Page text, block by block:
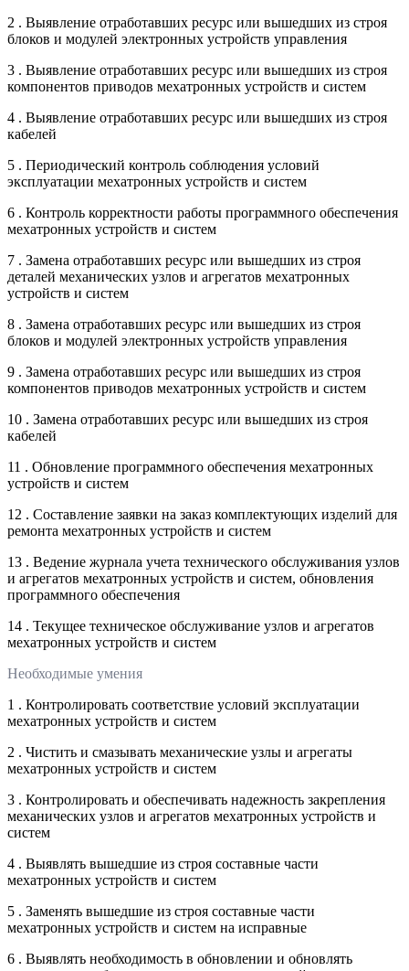
2 . Выявление отработавших ресурс или вышедших из строя
блоков и модулей электронных устройств управления
3 . Выявление отработавших ресурс или вышедших из строя
компонентов приводов мехатронных устройств и систем
4 . Выявление отработавших ресурс или вышедших из строя
кабелей
5 . Периодический контроль соблюдения условий
эксплуатации мехатронных устройств и систем
6 . Контроль корректности работы программного обеспечения
мехатронных устройств и систем
7 . Замена отработавших ресурс или вышедших из строя
деталей механических узлов и агрегатов мехатронных
устройств и систем
8 . Замена отработавших ресурс или вышедших из строя
блоков и модулей электронных устройств управления
9 . Замена отработавших ресурс или вышедших из строя
компонентов приводов мехатронных устройств и систем
10 . Замена отработавших ресурс или вышедших из строя
кабелей
11 . Обновление программного обеспечения мехатронных
устройств и систем
12 . Составление заявки на заказ комплектующих изделий для
ремонта мехатронных устройств и систем
13 . Ведение журнала учета технического обслуживания узлов
и агрегатов мехатронных устройств и систем, обновления
программного обеспечения
14 . Текущее техническое обслуживание узлов и агрегатов
мехатронных устройств и систем
Необходимые умения
1 . Контролировать соответствие условий эксплуатации
мехатронных устройств и систем
2 . Чистить и смазывать механические узлы и агрегаты
мехатронных устройств и систем
3 . Контролировать и обеспечивать надежность закрепления
механических узлов и агрегатов мехатронных устройств и
систем
4 . Выявлять вышедшие из строя составные части
мехатронных устройств и систем
5 . Заменять вышедшие из строя составные части
мехатронных устройств и систем на исправные
6 . Выявлять необходимость в обновлении и обновлять